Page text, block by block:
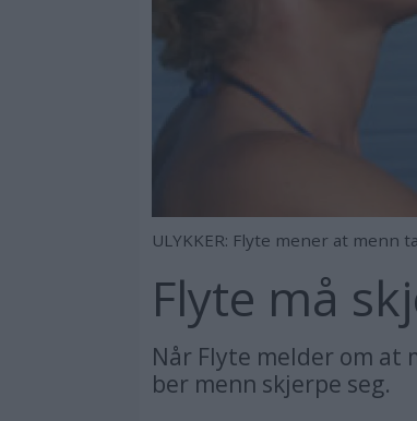
ULYKKER: Flyte mener at menn
Flyte må
Når Flyte melder om at
ber menn skjerpe seg.